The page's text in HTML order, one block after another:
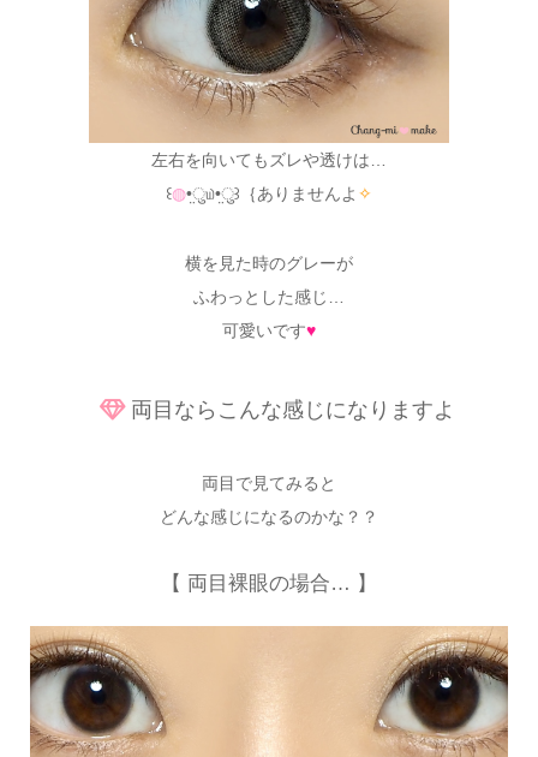
左右を向いてもズレや透けは…
꒰◍•̤ु௰•̤ु꒱｛ありませんよ ✧
横を見た時のグレーが
ふわっとした感じ…
可愛いです♥
両目ならこんな感じになりますよ
両目で見てみると
どんな感じになるのかな？？
【 両目裸眼の場合… 】